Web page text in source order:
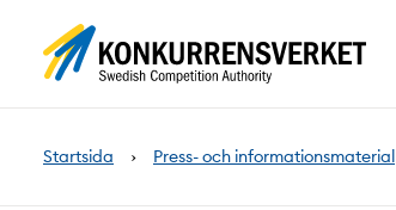
Startsida Press- och informationsmaterial